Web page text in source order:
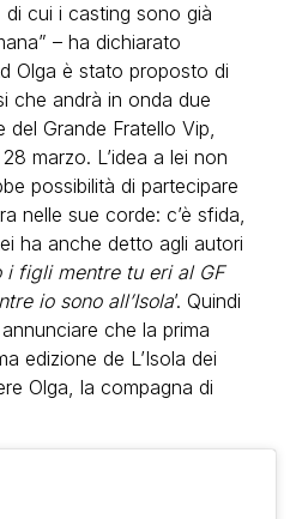
di cui i casting sono già
– ha dichiarato
Olga è stato proposto di
che andrà in onda due
Grande Fratello Vip,
marzo. L’idea a lei non
possibilità di partecipare
nelle sue corde: c’è sfida,
ha anche detto agli autori
i figli mentre tu eri al GF
io sono all’Isola’. Quindi
che la prima
edizione de L’Isola dei
Olga, la compagna di